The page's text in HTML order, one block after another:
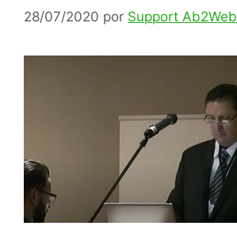
28/07/2020 por Support Ab2Web